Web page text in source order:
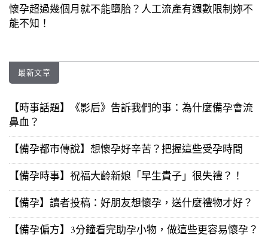
懷孕超過幾個月就不能墮胎？人工流產有週數限制妳不
能不知！
最新文章
【時事話題】《影后》告訴我們的事：為什麼備孕會流
鼻血？
【備孕都市傳說】想懷孕好辛苦？把握這些受孕時間
【備孕時事】祝福大齡新娘「早生貴子」很失禮？！
【備孕】讀者投稿：好朋友想懷孕，送什麼禮物才好？
【備孕偏方】3分鐘看完助孕小物，做這些更容易懷孕？